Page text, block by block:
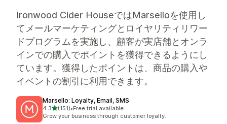
Ironwood Cider HouseではMarselloを使用し
てメールマーケティングとロイヤリティリワー
ドプログラムを実施し、顧客が実店舗とオンラ
インでの購入でポイントを獲得できるようにし
ています。獲得したポイントは、商品の購入や
イベントの割引に利用できます。
Marsello: Loyalty, Email, SMS
4.35つ星中
(151)
合計レビュー数：151件
•Free trial available
Grow your business through customer loyalty.